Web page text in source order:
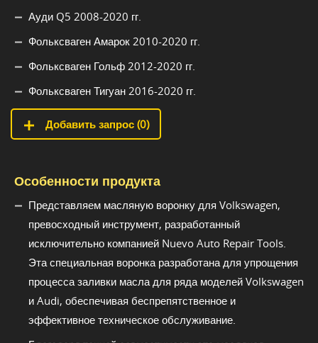
Ауди Q5 2008-2020 гг.
Фольксваген Амарок 2010-2020 гг.
Фольксваген Гольф 2012-2020 гг.
Фольксваген Тигуан 2016-2020 гг.
Добавить запрос (0)
Особенности продукта
Представляем масляную воронку для Volkswagen,
превосходный инструмент, разработанный
исключительно компанией Nuevo Auto Repair Tools.
Эта специальная воронка разработана для упрощения
процесса заливки масла для ряда моделей Volkswagen
и Audi, обеспечивая беспрепятственное и
эффективное техническое обслуживание.